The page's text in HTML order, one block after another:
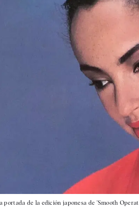
portada de la edición japonesa de 'Smooth